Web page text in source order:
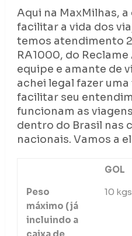
Aqui na MaxMilhas,
facilitar a vida dos
temos atendimento
RA1000, do
equipe e amante de
achei legal fazer
facilitar seu
funcionam as
dentro do Brasil nas
nacionais. Vamos a
GOL
Peso
máximo (já
incluindo a
10 kgs